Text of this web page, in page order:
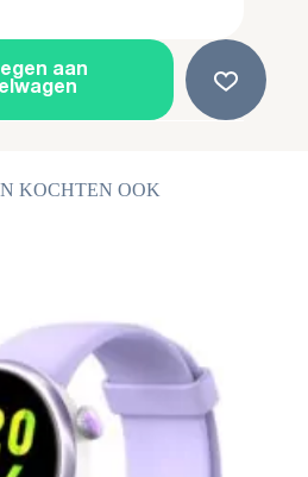
aan
KOCHTEN OOK